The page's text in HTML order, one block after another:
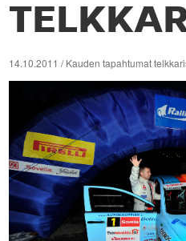
14.10.2011 / Kauden tapahtumat